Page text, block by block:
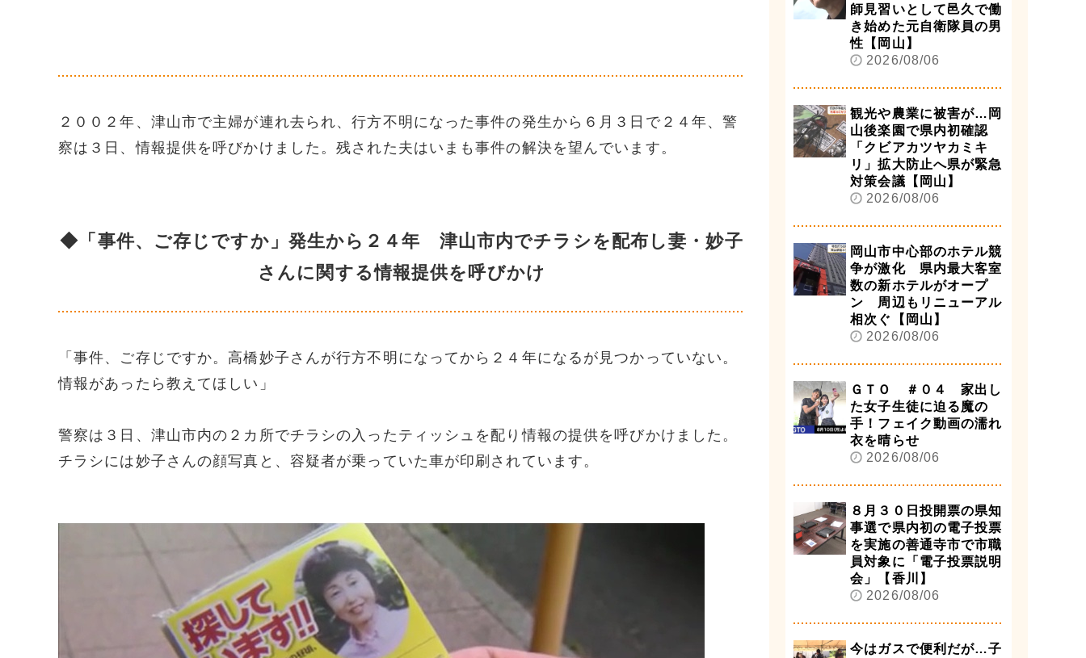
２００２年、津山市で主婦が連れ去られ、行方不明になった事件の発生から６月３日で２４年、警
察は３日、情報提供を呼びかけました。残された夫はいまも事件の解決を望んでいます。
◆「事件、ご存じですか」発生から２４年 津山市内でチラシを配布し妻・妙子
さんに関する情報提供を呼びかけ
「事件、ご存じですか。高橋妙子さんが行方不明になってから２４年になるが見つかっていない。
情報があったら教えてほしい」
警察は３日、津山市内の２カ所でチラシの入ったティッシュを配り情報の提供を呼びかけました。
チラシには妙子さんの顔写真と、容疑者が乗っていた車が印刷されています。
師見習いとして邑久で働
き始めた元自衛隊員の男
性【岡山】
2026/08/06
観光や農業に被害が…岡
山後楽園で県内初確認
「クビアカツヤカミキ
リ」拡大防止へ県が緊急
対策会議【岡山】
2026/08/06
岡山市中心部のホテル競
争が激化 県内最大客室
数の新ホテルがオープ
ン 周辺もリニューアル
相次ぐ【岡山】
2026/08/06
ＧＴＯ ＃０４ 家出し
た女子生徒に迫る魔の
手！フェイク動画の濡れ
衣を晴らせ
2026/08/06
８月３０日投開票の県知
事選で県内初の電子投票
を実施の善通寺市で市職
員対象に「電子投票説明
会」【香川】
2026/08/06
今はガスで便利だが…子